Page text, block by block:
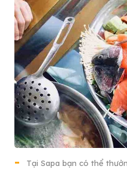
Tại Sapa bạn có thể